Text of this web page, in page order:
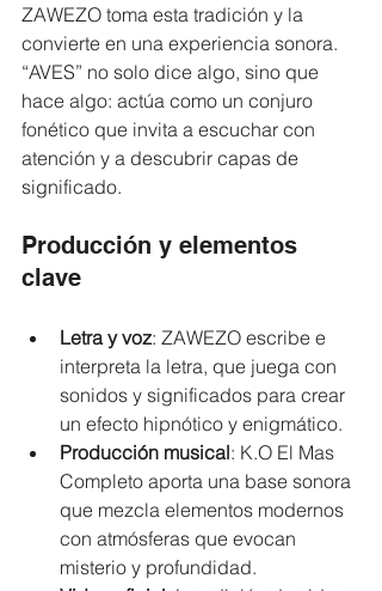
ZAWEZO toma esta tradición y la
convierte en una experiencia sonora.
“AVES” no solo dice algo, sino que
hace algo: actúa como un conjuro
fonético que invita a escuchar con
atención y a descubrir capas de
significado.
Producción y elementos
clave
Letra y voz: ZAWEZO escribe e
interpreta la letra, que juega con
sonidos y significados para crear
un efecto hipnótico y enigmático.
Producción musical: K.O El Mas
Completo aporta una base sonora
que mezcla elementos modernos
con atmósferas que evocan
misterio y profundidad.